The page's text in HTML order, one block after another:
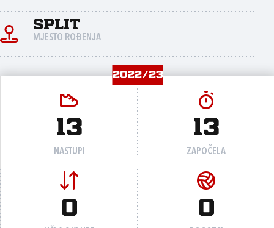
Split
MJESTO ROĐENJA
2022/23
13
NASTUPI
13
ZAPOČELA
0 0